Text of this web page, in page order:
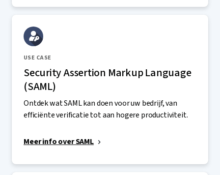
USE CASE
Security Assertion Markup Language
(SAML)
Ontdek wat SAML kan doen voor uw bedrijf, van
efficiënte verificatie tot aan hogere productiviteit.
Meer info over SAML